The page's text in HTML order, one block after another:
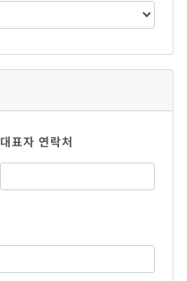
대표자 연락처